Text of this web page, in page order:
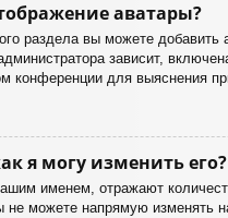
аватары?
раздела вы можете добавить
зависит,
конференции для выяснения
я могу изменить его?
именем, отражают
можете напрямую изменять